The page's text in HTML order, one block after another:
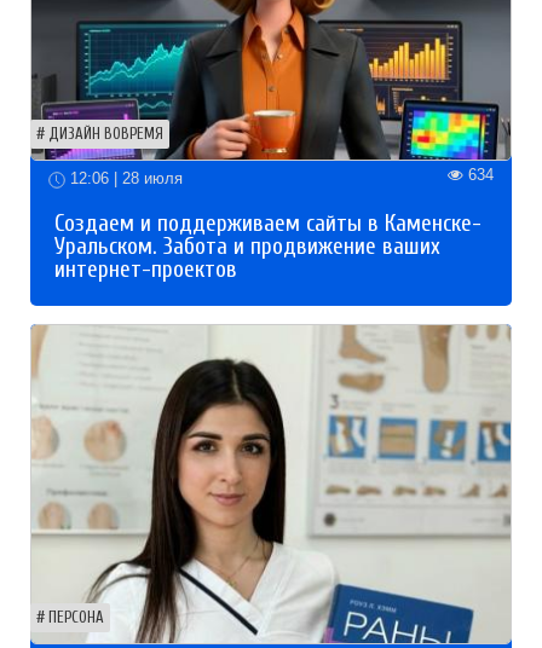
ДИЗАЙН ВОВРЕМЯ
12:06 | 28 июля 634
Создаем и поддерживаем сайты в Каменске-
Уральском. Забота и продвижение ваших
интернет-проектов
ПЕРСОНА